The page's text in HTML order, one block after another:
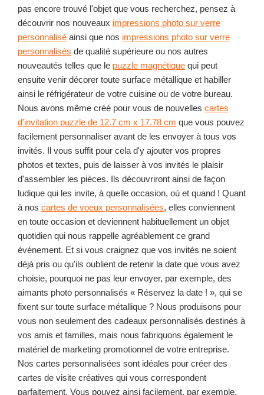
pas encore trouvé l'objet que vous recherchez, pensez à
découvrir nos nouveaux impressions photo sur verre
personnalisé ainsi que nos impressions photo sur verre
personnalisés de qualité supérieure ou nos autres
nouveautés telles que le puzzle magnétique qui peut
ensuite venir décorer toute surface métallique et habiller
ainsi le réfrigérateur de votre cuisine ou de votre bureau.
Nous avons même créé pour vous de nouvelles cartes
d'invitation puzzle de 12.7 cm x 17.78 cm que vous pouvez
facilement personnaliser avant de les envoyer à tous vos
invités. Il vous suffit pour cela d'y ajouter vos propres
photos et textes, puis de laisser à vos invités le plaisir
d'assembler les pièces. Ils découvriront ainsi de façon
ludique qui les invite, à quelle occasion, où et quand ! Quant
à nos cartes de voeux personnalisées, elles conviennent
en toute occasion et deviennent habituellement un objet
quotidien qui nous rappelle agréablement ce grand
événement. Et si vous craignez que vos invités ne soient
déjà pris ou qu'ils oublient de retenir la date que vous avez
choisie, pourquoi ne pas leur envoyer, par exemple, des
aimants photo personnalisés « Réservez la date ! », qui se
fixent sur toute surface métallique ? Nous produisons pour
vous non seulement des cadeaux personnalisés destinés à
vos amis et familles, mais nous fabriquons également le
matériel de marketing promotionnel de votre entreprise.
Nos cartes personnalisées sont idéales pour créer des
cartes de visite créatives qui vous correspondent
parfaitement. Vous pouvez ainsi facilement, par exemple,